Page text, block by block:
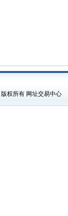
版权所有 网址交易中心